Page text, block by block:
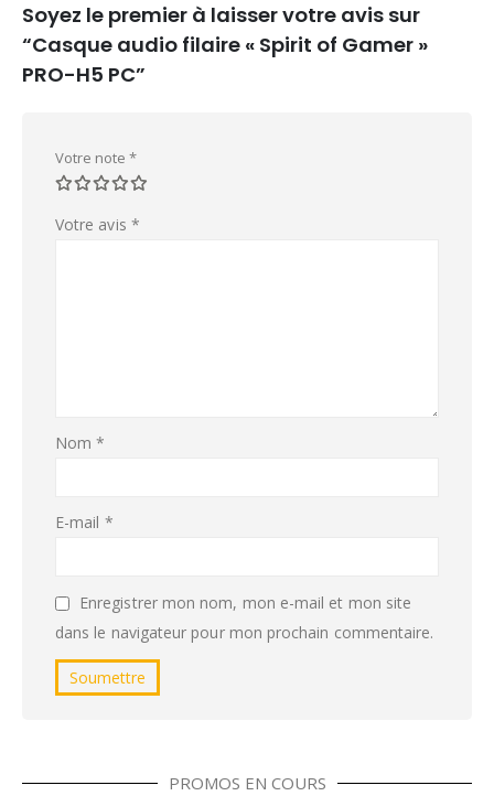
Soyez le premier à laisser votre avis sur
“Casque audio filaire « Spirit of Gamer »
PRO-H5 PC”
Votre note *
Votre avis *
Nom*
E-mail *
Enregistrer mon nom, mon e-mail et mon site
dans le navigateur pour mon prochain commentaire.
PROMOS EN COURS